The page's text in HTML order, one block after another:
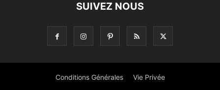
SUIVEZ NOUS
Conditions Générales Vie Privée